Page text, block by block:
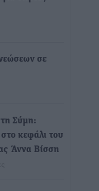
σε
Σύμη:
κεφάλι του
Άννα Βίσση